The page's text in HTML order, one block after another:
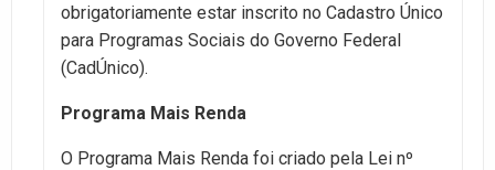
obrigatoriamente estar inscrito no Cadastro Único
para Programas Sociais do Governo Federal
(CadÚnico).
Programa Mais Renda
O Programa Mais Renda foi criado pela Lei nº